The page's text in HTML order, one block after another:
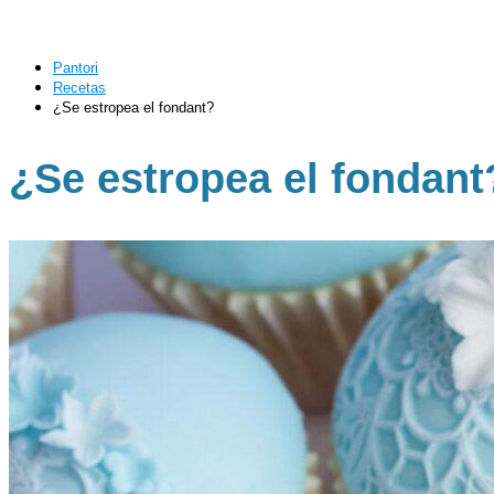
Pantori
Recetas
¿Se estropea el fondant?
¿Se estropea el